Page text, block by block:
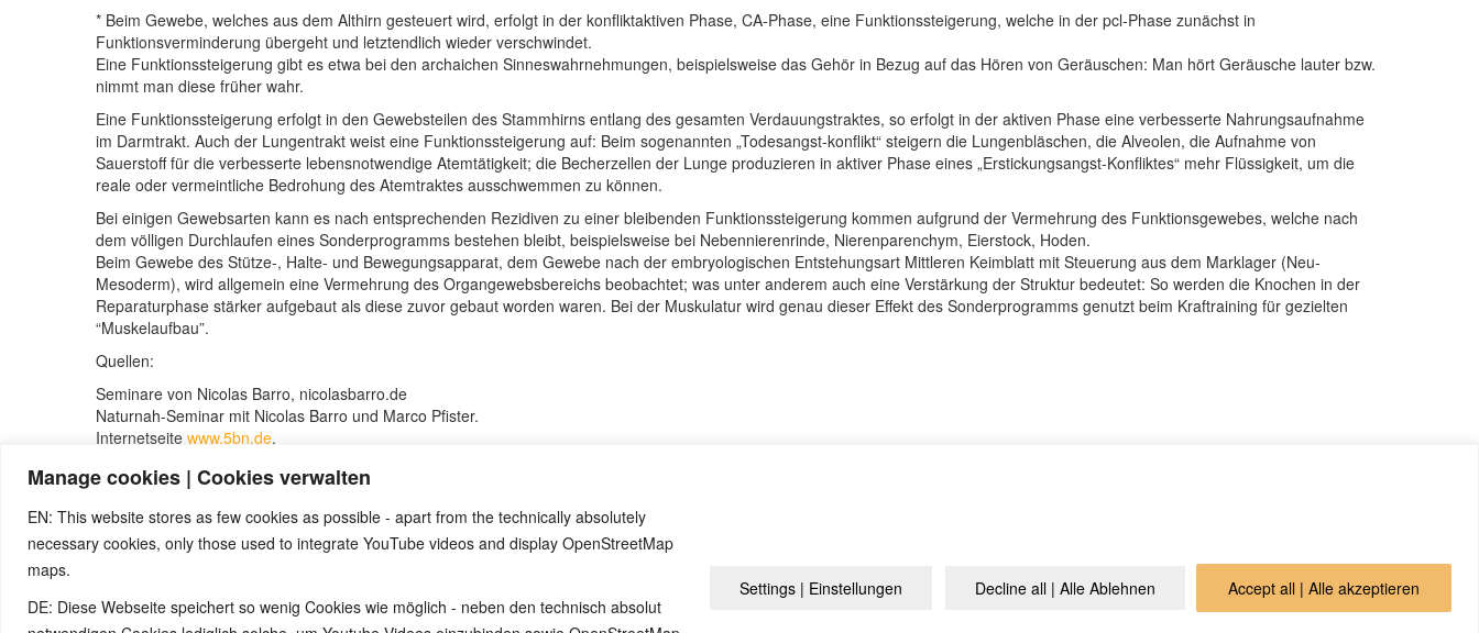
Manage cookies | Cookies verwalten
EN: This website stores as few cookies as possible - apart from the technically absolutely
necessary cookies, only those used to integrate YouTube videos and display OpenStreetMap
maps.
DE: Diese Webseite speichert so wenig Cookies wie möglich - neben den technisch absolut
Settings | Einstellungen Decline all | Alle Ablehnen Accept all | Alle akzeptieren
* Beim Gewebe, welches aus dem Althirn gesteuert wird, erfolgt in der konfliktaktiven Phase, CA-Phase, eine Funktionssteigerung, welche in der pcl-Phase zunächst in
Funktionsverminderung übergeht und letztendlich wieder verschwindet.
Eine Funktionssteigerung gibt es etwa bei den archaichen Sinneswahrnehmungen, beispielsweise das Gehör in Bezug auf das Hören von Geräuschen: Man hört Geräusche lauter bzw.
nimmt man diese früher wahr.
Eine Funktionssteigerung erfolgt in den Gewebsteilen des Stammhirns entlang des gesamten Verdauungstraktes, so erfolgt in der aktiven Phase eine verbesserte Nahrungsaufnahme
im Darmtrakt. Auch der Lungentrakt weist eine Funktionssteigerung auf: Beim sogenannten „Todesangst-konflikt“ steigern die Lungenbläschen, die Alveolen, die Aufnahme von
Sauerstoff für die verbesserte lebensnotwendige Atemtätigkeit; die Becherzellen der Lunge produzieren in aktiver Phase eines „Erstickungsangst-Konfliktes“ mehr Flüssigkeit, um die
reale oder vermeintliche Bedrohung des Atemtraktes ausschwemmen zu können.
Bei einigen Gewebsarten kann es nach entsprechenden Rezidiven zu einer bleibenden Funktionssteigerung kommen aufgrund der Vermehrung des Funktionsgewebes, welche nach
dem völligen Durchlaufen eines Sonderprogramms bestehen bleibt, beispielsweise bei Nebennierenrinde, Nierenparenchym, Eierstock, Hoden.
Beim Gewebe des Stütze-, Halte- und Bewegungsapparat, dem Gewebe nach der embryologischen Entstehungsart Mittleren Keimblatt mit Steuerung aus dem Marklager (Neu-
Mesoderm), wird allgemein eine Vermehrung des Organgewebsbereichs beobachtet; was unter anderem auch eine Verstärkung der Struktur bedeutet: So werden die Knochen in der
Reparaturphase stärker aufgebaut als diese zuvor gebaut worden waren. Bei der Muskulatur wird genau dieser Effekt des Sonderprogramms genutzt beim Kraftraining für gezielten
“Muskelaufbau”.
Quellen:
Seminare von Nicolas Barro, nicolasbarro.de
Naturnah-Seminar mit Nicolas Barro und Marco Pfister.
Internetseite www.5bn.de.
Claudio Trupiano, „Danke Doktor Hamer“
Zur Einführung: Simona Cella, Marco Pfister, „Krankheit ist etwas anderes“, Einführungsbüchlein zu den fünf biologischen Naturgesetze des ital. Studienverbandes A.L.B.A. (heute: Ass.
Saluta Aktiva Onlus)
Юридична інформація Політика конфіденційності Контакти Cookie Policy (EU)